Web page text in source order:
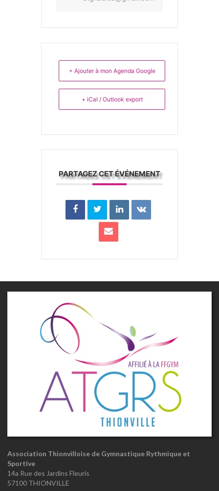
+ Ajouter à mon Agenda Google
+ iCal / Outlook export
PARTAGEZ CET ÉVÉNEMENT
Association Thionvilloise de Gymnastique Rythmique et
Sportive
14a Rue des Jardins Fleuris
57100 THIONVILLE